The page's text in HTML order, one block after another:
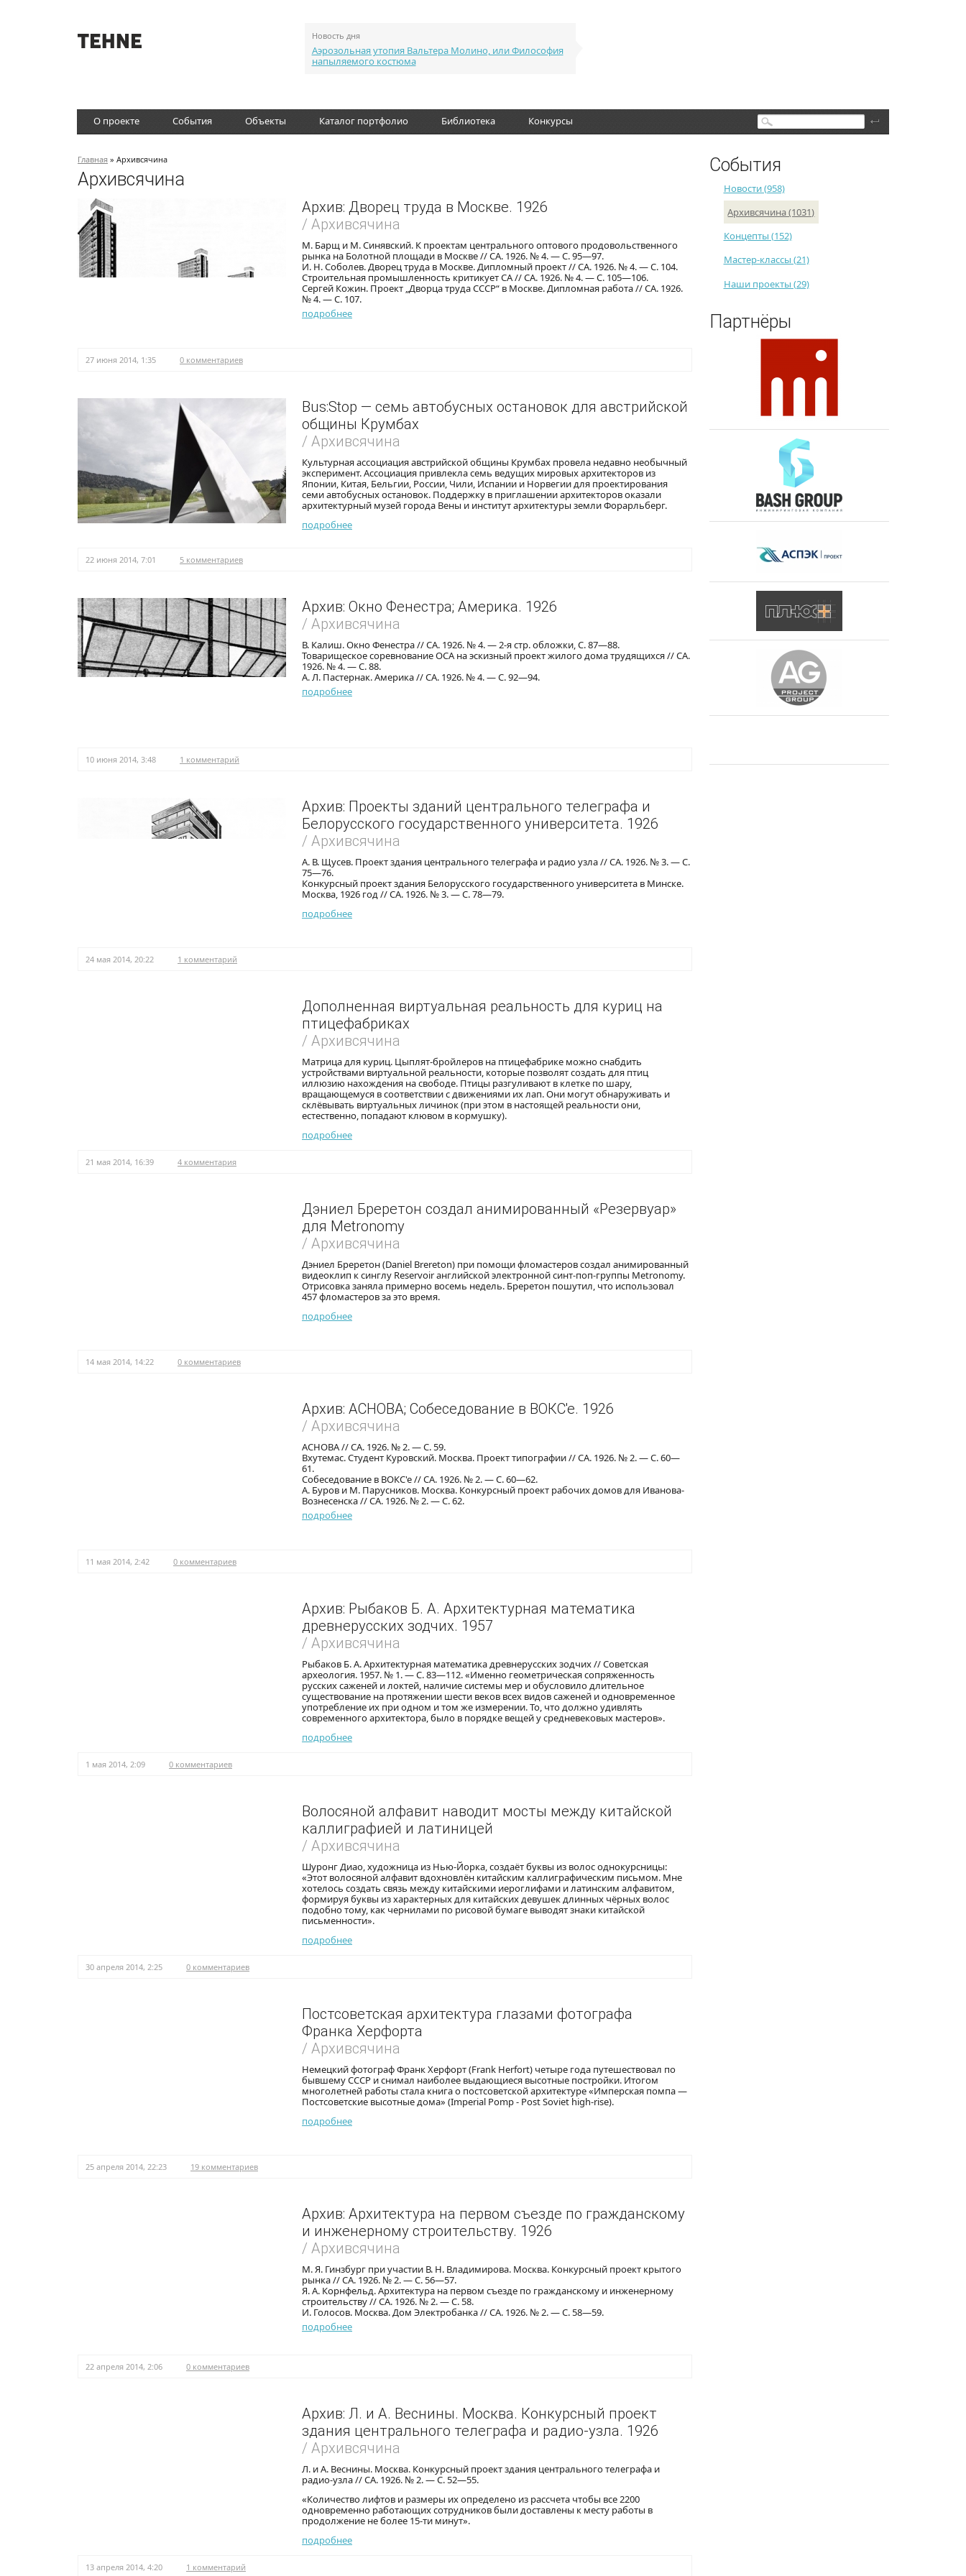
Новость дня
Аэрозольная утопия Вальтера Молино, или Философия
напыляемого костюма
О проекте События Объекты Каталог портфолио Библиотека Конкурсы Поиск
Главная » Архивсячина
Архивсячина
Архив: Дворец труда в Москве. 1926
/ Архивсячина
М. Барщ и М. Синявский. К проектам центрального оптового продовольственного
рынка на Болотной площади в Москве // СА. 1926. № 4. — С. 95—97.
И. Н. Соболев. Дворец труда в Москве. Дипломный проект // СА. 1926. № 4. — С. 104.
Строительная промышленность критикует СА // СА. 1926. № 4. — С. 105—106.
Сергей Кожин. Проект „Дворца труда СССР“ в Москве. Дипломная работа // СА. 1926.
№ 4. — С. 107.
подробнее
27 июня 2014, 1:35 0 комментариев
Bus:Stop — семь автобусных остановок для австрийской
общины Крумбах
/ Архивсячина
Культурная ассоциация австрийской общины Крумбах провела недавно необычный
эксперимент. Ассоциация привлекла семь ведущих мировых архитекторов из
Японии, Китая, Бельгии, России, Чили, Испании и Норвегии для проектирования
семи автобусных остановок. Поддержку в приглашении архитекторов оказали
архитектурный музей города Вены и институт архитектуры земли Форарльберг.
подробнее
22 июня 2014, 7:01 5 комментариев
Архив: Окно Фенестра; Америка. 1926
/ Архивсячина
В. Калиш. Окно Фенестра // СА. 1926. № 4. — 2-я стр. обложки, С. 87—88.
Товарищеское соревнование ОСА на эскизный проект жилого дома трудящихся // СА.
1926. № 4. — С. 88.
А. Л. Пастернак. Америка // СА. 1926. № 4. — С. 92—94.
подробнее
10 июня 2014, 3:48 1 комментарий
Архив: Проекты зданий центрального телеграфа и
Белорусского государственного университета. 1926
/ Архивсячина
А. В. Щусев. Проект здания центрального телеграфа и радио узла // СА. 1926. № 3. — С.
75—76.
Конкурсный проект здания Белорусского государственного университета в Минске.
Москва, 1926 год // СА. 1926. № 3. — С. 78—79.
подробнее
24 мая 2014, 20:22 1 комментарий
Дополненная виртуальная реальность для куриц на
птицефабриках
/ Архивсячина
Матрица для куриц. Цыплят-бройлеров на птицефабрике можно снабдить
устройствами виртуальной реальности, которые позволят создать для птиц
иллюзию нахождения на свободе. Птицы разгуливают в клетке по шару,
вращающемуся в соответствии с движениями их лап. Они могут обнаруживать и
склёвывать виртуальных личинок (при этом в настоящей реальности они,
естественно, попадают клювом в кормушку).
подробнее
21 мая 2014, 16:39 4 комментария
Дэниел Бреретон создал анимированный «Резервуар»
для Metronomy
/ Архивсячина
Дэниел Бреретон (Daniel Brereton) при помощи фломастеров создал анимированный
видеоклип к синглу Reservoir английской электронной синт-поп-группы Metronomy.
Отрисовка заняла примерно восемь недель. Бреретон пошутил, что использовал
457 фломастеров за это время.
подробнее
14 мая 2014, 14:22 0 комментариев
Архив: АСНОВА; Собеседование в ВОКС'е. 1926
/ Архивсячина
АСНОВА // СА. 1926. № 2. — С. 59.
Вхутемас. Студент Куровский. Москва. Проект типографии // СА. 1926. № 2. — С. 60—
61.
Собеседование в ВОКС'е // СА. 1926. № 2. — С. 60—62.
А. Буров и М. Парусников. Москва. Конкурсный проект рабочих домов для Иванова-
Вознесенска // СА. 1926. № 2. — С. 62.
подробнее
11 мая 2014, 2:42 0 комментариев
Архив: Рыбаков Б. А. Архитектурная математика
древнерусских зодчих. 1957
/ Архивсячина
Рыбаков Б. А. Архитектурная математика древнерусских зодчих // Советская
археология. 1957. № 1. — С. 83—112. «Именно геометрическая сопряженность
русских саженей и локтей, наличие системы мер и обусловило длительное
существование на протяжении шести веков всех видов саженей и одновременное
употребление их при одном и том же измерении. То, что должно удивлять
современного архитектора, было в порядке вещей у средневековых мастеров».
подробнее
1 мая 2014, 2:09 0 комментариев
Волосяной алфавит наводит мосты между китайской
каллиграфией и латиницей
/ Архивсячина
Шуронг Диао, художница из Нью-Йорка, создаёт буквы из волос однокурсницы:
«Этот волосяной алфавит вдохновлён китайским каллиграфическим письмом. Мне
хотелось создать связь между китайскими иероглифами и латинским алфавитом,
формируя буквы из характерных для китайских девушек длинных чёрных волос
подобно тому, как чернилами по рисовой бумаге выводят знаки китайской
письменности».
подробнее
30 апреля 2014, 2:25 0 комментариев
Постсоветская архитектура глазами фотографа
Франка Херфорта
/ Архивсячина
Немецкий фотограф Франк Херфорт (Frank Herfort) четыре года путешествовал по
бывшему СССР и снимал наиболее выдающиеся высотные постройки. Итогом
многолетней работы стала книга о постсоветской архитектуре «Имперская помпа —
Постсоветские высотные дома» (Imperial Pomp - Post Soviet high-rise).
подробнее
25 апреля 2014, 22:23 19 комментариев
Архив: Архитектура на первом съезде по гражданскому
и инженерному строительству. 1926
/ Архивсячина
М. Я. Гинзбург при участии В. Н. Владимирова. Москва. Конкурсный проект крытого
рынка // СА. 1926. № 2. — С. 56—57.
Я. А. Корнфельд. Архитектура на первом съезде по гражданскому и инженерному
строительству // СА. 1926. № 2. — С. 58.
И. Голосов. Москва. Дом Электробанка // СА. 1926. № 2. — С. 58—59.
подробнее
22 апреля 2014, 2:06 0 комментариев
Архив: Л. и А. Веснины. Москва. Конкурсный проект
здания центрального телеграфа и радио-узла. 1926
/ Архивсячина
Л. и А. Веснины. Москва. Конкурсный проект здания центрального телеграфа и
радио-узла // СА. 1926. № 2. — С. 52—55.
«Количество лифтов и размеры их определено из рассчета чтобы все 2200
одновременно работающих сотрудников были доставлены к месту работы в
продолжение не более 15-ти минут».
подробнее
13 апреля 2014, 4:20 1 комментарий
События
Новости (958)
Архивсячина (1031)
Концепты (152)
Мастер-классы (21)
Наши проекты (29)
Партнёры